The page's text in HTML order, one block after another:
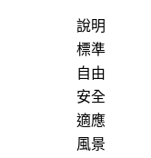
說明
標準
自由
安全
適應
風景